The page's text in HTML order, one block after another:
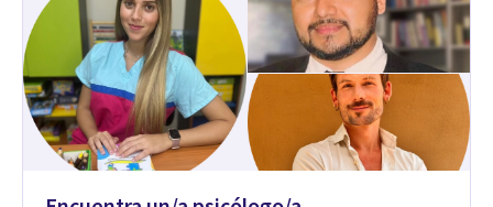
para ayudarte a recuperar tu bienestar emocional. Terapia
Individual, de Pareja y Familiar: Trabajamos contigo y tus
seres queridos para fortalecer las relaciones y mejorar la
dinámica familiar. Evaluaciones Psicológicas y Terapias
Especializadas: Terapia cognitivo-conductual Terapia de
apoyo Terapia psicodinámica Terapia enfocada en la solución
Terapia de exposición Terapia de juego para niños
Tratamiento de Traumas y Trastornos de Estrés